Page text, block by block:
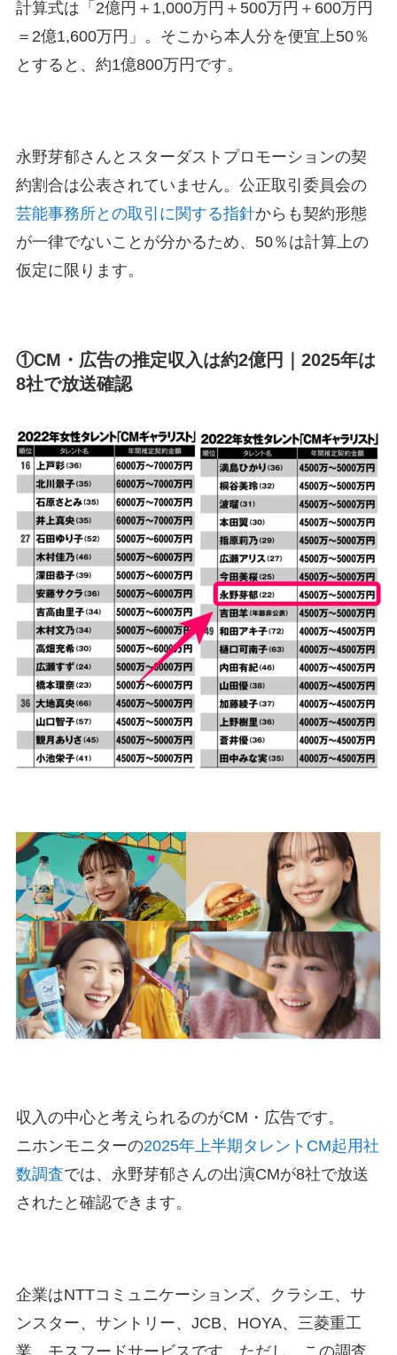
計算式は「2億円＋1,000万円＋500万円＋600万円
＝2億1,600万円」。そこから本人分を便宜上50％
とすると、約1億800万円です。
永野芽郁さんとスターダストプロモーションの契
約割合は公表されていません。公正取引委員会の
芸能事務所との取引に関する指針からも契約形態
が一律でないことが分かるため、50％は計算上の
仮定に限ります。
①CM・広告の推定収入は約2億円｜2025年は
8社で放送確認
収入の中心と考えられるのがCM・広告です。
ニホンモニターの2025年上半期タレントCM起用社
数調査では、永野芽郁さんの出演CMが8社で放送
されたと確認できます。
企業はNTTコミュニケーションズ、クラシエ、サ
ンスター、サントリー、JCB、HOYA、三菱重工
業、モスフードサービスです。ただし、この調査